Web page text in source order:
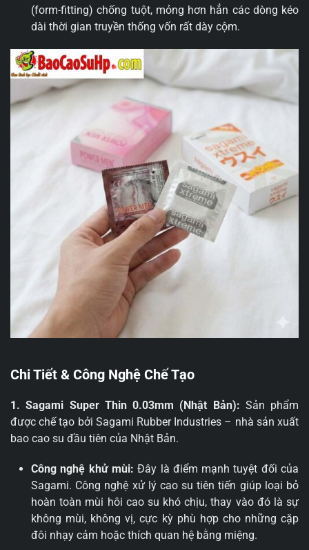
(form-fitting) chống tuột, mỏng hơn hẳn các dòng kéo
dài thời gian truyền thống vốn rất dày cộm.
Chi Tiết & Công Nghệ Chế Tạo
1. Sagami Super Thin 0.03mm (Nhật Bản): Sản phẩm
được chế tạo bởi Sagami Rubber Industries – nhà sản xuất
bao cao su đầu tiên của Nhật Bản.
Công nghệ khử mùi: Đây là điểm mạnh tuyệt đối của
Sagami. Công nghệ xử lý cao su tiên tiến giúp loại bỏ
hoàn toàn mùi hôi cao su khó chịu, thay vào đó là sự
không mùi, không vị, cực kỳ phù hợp cho những cặp
đôi nhạy cảm hoặc thích quan hệ bằng miệng.